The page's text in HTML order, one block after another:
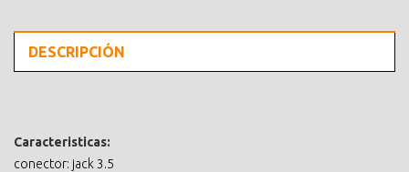
DESCRIPCIÓN
Caracteristicas:
conector: jack 3.5